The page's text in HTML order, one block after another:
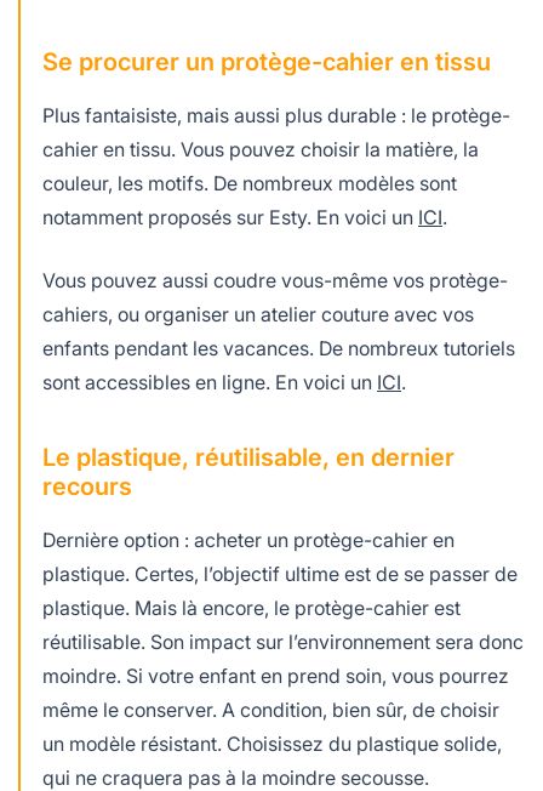
Se procurer un protège-cahier en tissu
Plus fantaisiste, mais aussi plus durable : le protège-
cahier en tissu. Vous pouvez choisir la matière, la
couleur, les motifs. De nombreux modèles sont
notamment proposés sur Esty. En voici un ICI.
Vous pouvez aussi coudre vous-même vos protège-
cahiers, ou organiser un atelier couture avec vos
enfants pendant les vacances. De nombreux tutoriels
sont accessibles en ligne. En voici un ICI.
Le plastique, réutilisable, en dernier
recours
Dernière option : acheter un protège-cahier en
plastique. Certes, l’objectif ultime est de se passer de
plastique. Mais là encore, le protège-cahier est
réutilisable. Son impact sur l’environnement sera donc
moindre. Si votre enfant en prend soin, vous pourrez
même le conserver. A condition, bien sûr, de choisir
un modèle résistant. Choisissez du plastique solide,
qui ne craquera pas à la moindre secousse.